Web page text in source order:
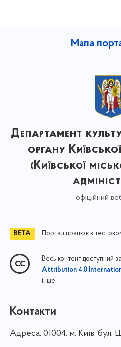
Мапа
Департамент
органу
(Київської
офіційний
Портал працює в
Весь контент доступний
Attribution 4.0
інше
Контакти
Адреса: 01004, м. Київ, бул.